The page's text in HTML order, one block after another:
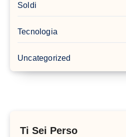
Soldi
Tecnologia
Uncategorized
Ti Sei Perso